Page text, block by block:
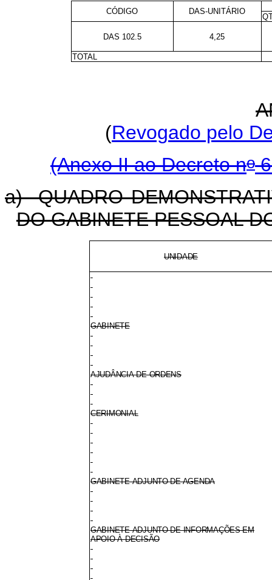
CÓDIGO DAS-UNITÁRIO
DAS 102.5 4,25
TOTAL
(Revogado pelo
(Anexo II ao Decreto no
a) QUADRO
DO GABINETE PESSOAL
UNIDADE
GABINETE
AJUDÂNCIA-DE-ORDENS
CERIMONIAL
GABINETE-ADJUNTO DE AGENDA
GABINETE-ADJUNTO DE INFORMAÇÕES EM
APOIO À DECISÃO